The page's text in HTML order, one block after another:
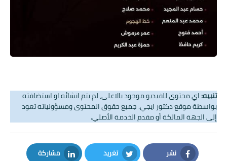
تنبيه:اي محتوى للفيديو موجود بالاعلى, لم يتم انشائه او استضافته
بواسطة موقع دكتور ايجي. جميع حقوق المحتوى ومسؤولياته تعود
إلى الجهة المالكة أو مقدم الخدمة الأصلي.
نشر تغريد مشاركة